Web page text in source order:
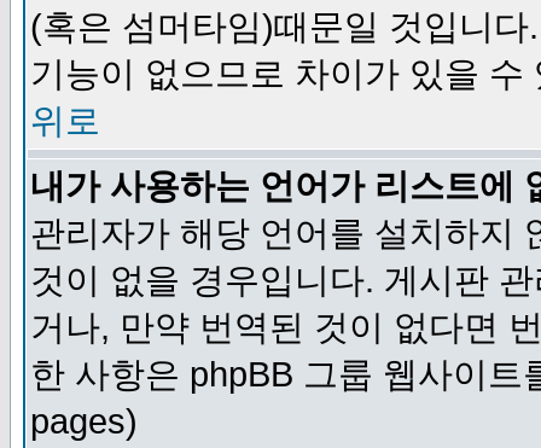
(혹은 섬머타임)때문일 것입니
기능이 없으므로 차이가 있을 수
위로
내가 사용하는 언어가 리스트에
관리자가 해당 언어를 설치하지
것이 없을 경우입니다. 게시판
거나, 만약 번역된 것이 없다면
한 사항은 phpBB 그룹 웹사이
pages)